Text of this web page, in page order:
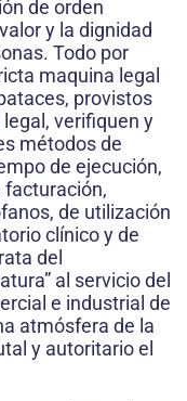
de orden
y la dignidad
Todo por
maquina legal
provistos
verifiquen y
métodos de
de ejecución,
facturación,
de utilización
clínico y de
del
al servicio del
e industrial de
atmósfera de la
y autoritario el